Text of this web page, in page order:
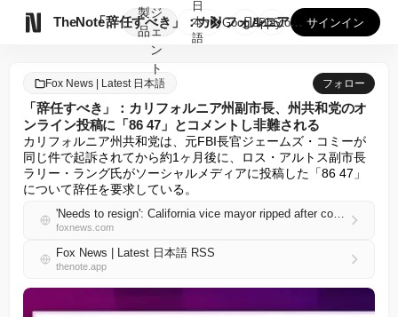
TheNote
製
品
ジ
ェ
ン
ト
「辞任すべき」：カリフォルニア州副市長、州共和党のオンライン...
日
本
語
GooglePlay
AppStore サインイン
Fox News | Latest 日本語 フォロー
「辞任すべき」：カリフォルニア州副市長、州共和党のオ
ンライン投稿に「86 47」とコメントし非難される
カリフォルニア州共和党は、元FBI長官ジェームズ・コミーが
同じ件で起訴されてから約1ヶ月後に、ロス・アルトス副市長
ラリー・ラング氏がソーシャルメディアに投稿した「86 47」
について辞任を要求している。
'Needs to resign': California vice mayor ripped after commenting '86 47' on state GOP's online post
foxnews.com
Fox News | Latest 日本語 RSS
thenote.app